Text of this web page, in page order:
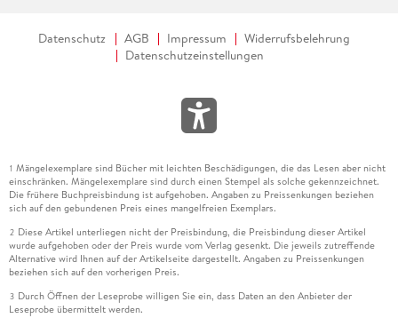
Datenschutz AGB Impressum
Widerrufsbelehrung
Datenschutzeinstellungen
1 Mängelexemplare sind Bücher mit leichten Beschädigungen, die das Lesen aber nicht
einschränken. Mängelexemplare sind durch einen Stempel als solche gekennzeichnet.
Die frühere Buchpreisbindung ist aufgehoben. Angaben zu Preissenkungen beziehen
sich auf den gebundenen Preis eines mangelfreien Exemplars.
2 Diese Artikel unterliegen nicht der Preisbindung, die Preisbindung dieser Artikel
wurde aufgehoben oder der Preis wurde vom Verlag gesenkt. Die jeweils zutreffende
Alternative wird Ihnen auf der Artikelseite dargestellt. Angaben zu Preissenkungen
beziehen sich auf den vorherigen Preis.
3 Durch Öffnen der Leseprobe willigen Sie ein, dass Daten an den Anbieter der
Leseprobe übermittelt werden.